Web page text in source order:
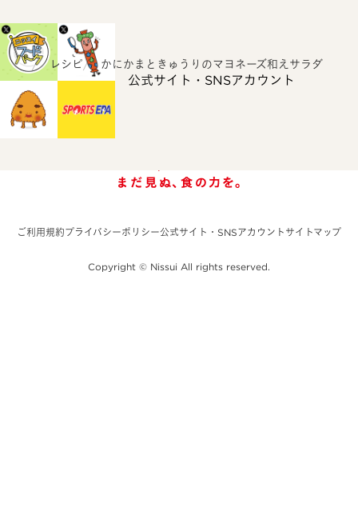
公式サイト・SNSアカウント
ホーム レシピ かにかまときゅうりのマヨネーズ和えサラダ
ご利用規約プライバシーポリシー公式サイト・SNSアカウント サイトマップ
Copyright © Nissui All rights reserved.